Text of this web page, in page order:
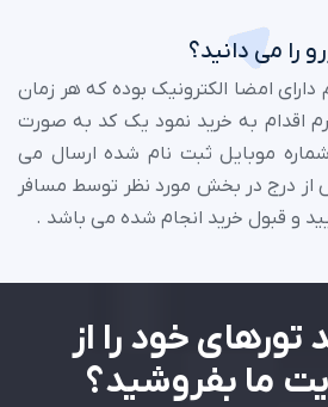
را می دانید؟
امضا الکترونیک بوده که هر زمان
اقدام به خرید نمود یک کد به صورت
موبایل ثبت نام شده ارسال می
از درج در بخش مورد نظر توسط مسافر
و قبول خرید انجام شده می باشد .
تورهای خود را از
ما بفروشید؟